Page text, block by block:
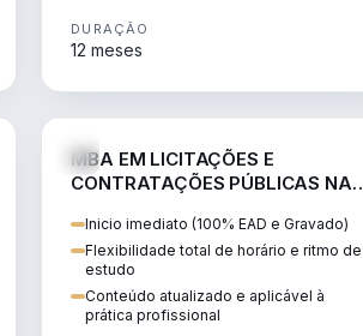
DURAÇÃO
12 meses
MBA EM LICITAÇÕES E
CONTRATAÇÕES PÚBLICAS NA
Inicio imediato (100% EAD e Gravado)
Flexibilidade total de horário e ritmo de
estudo
Conteúdo atualizado e aplicável à
prática profissional